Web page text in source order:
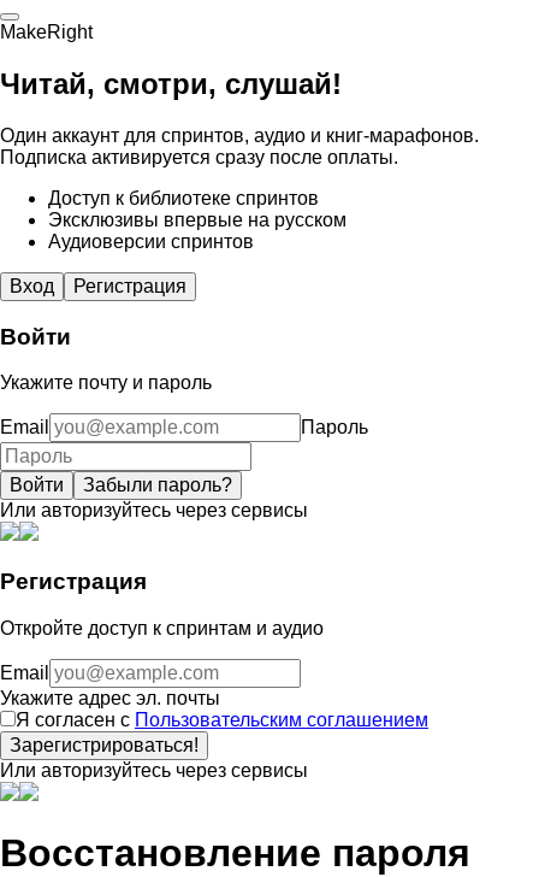
MakeRight
Читай, смотри, слушай!
Один аккаунт для спринтов, аудио и книг-марафонов.
Подписка активируется сразу после оплаты.
Доступ к библиотеке спринтов
Эксклюзивы впервые на русском
Аудиоверсии спринтов
Вход Регистрация
Войти
Укажите почту и пароль
Email Пароль
Войти
Забыли пароль?
Или авторизуйтесь через сервисы
Регистрация
Откройте доступ к спринтам и аудио
Email
Укажите адрес эл. почты
Я согласен с Пользовательским соглашением
Зарегистрироваться!
Или авторизуйтесь через сервисы
Восстановление пароля